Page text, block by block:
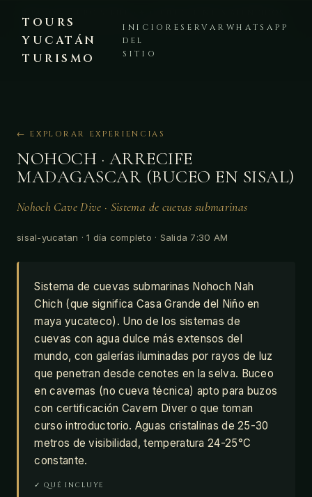
TOURS
YUCATÁN
TURISMO
INICIO
DEL
SITIO
RESERVAR WHATSAPP
PLATAFORMA VERIFICADA · 💬 WHATSAPP +52 999 225 8441
← EXPLORAR EXPERIENCIAS
NOHOCH · ARRECIFE
MADAGASCAR (BUCEO EN SISAL)
Nohoch Cave Dive · Sistema de cuevas submarinas
sisal-yucatan · 1 día completo · Salida 7:30 AM
Sistema de cuevas submarinas Nohoch Nah
Chich (que significa Casa Grande del Niño en
maya yucateco). Uno de los sistemas de
cuevas con agua dulce más extensos del
mundo, con galerías iluminadas por rayos de luz
que penetran desde cenotes en la selva. Buceo
en cavernas (no cueva técnica) apto para buzos
con certificación Cavern Diver o que toman
curso introductorio. Aguas cristalinas de 25-30
metros de visibilidad, temperatura 24-25°C
constante.
✓ QUÉ INCLUYE